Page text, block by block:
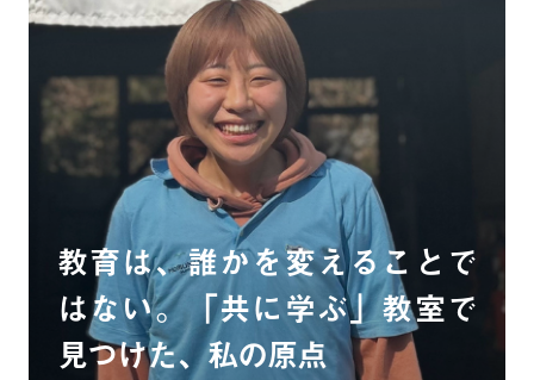
教育は、誰かを変えることで
はない。「共に学ぶ」教室で
見つけた、私の原点